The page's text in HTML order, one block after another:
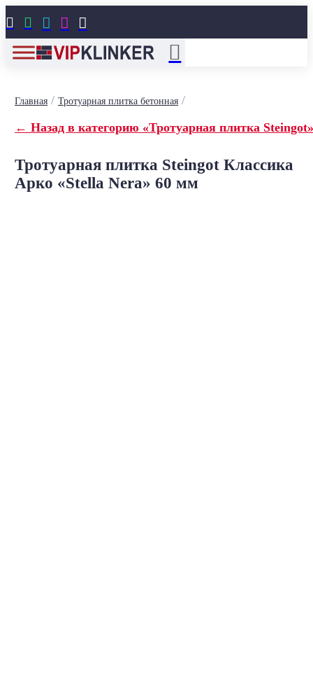
    
Главная/ Тротуарная плитка бетонная/
← Назад в категорию «Тротуарная плитка Steingot»
Тротуарная плитка Steingot Классика
Арко «Stella Nera» 60 мм